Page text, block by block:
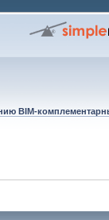
BIM-